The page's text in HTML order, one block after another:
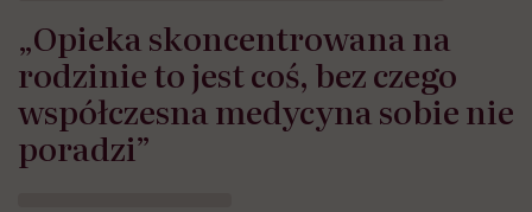
„Opieka skoncentrowana na
rodzinie to jest coś, bez czego
współczesna medycyna sobie nie
poradzi”